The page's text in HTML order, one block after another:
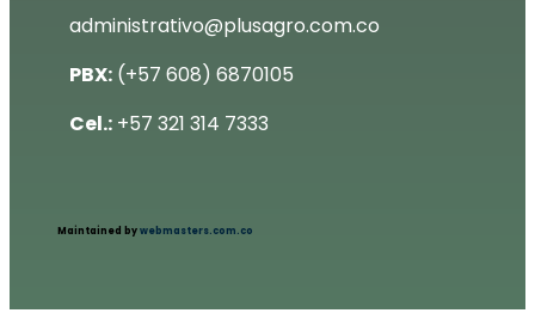
administrativo@plusagro.com.co
PBX: (+57 608) 6870105
Cel.: +57 321 314 7333
Maintained bywebmasters.com.co